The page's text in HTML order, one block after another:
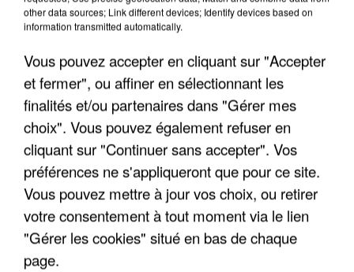
LES INTERVIEWS CHANTE
FRANCE
Voir plus
"JE SUIS À DISPOSITION DES
other data sources; Link different devices; Identify devices based on
information transmitted automatically.
Vous pouvez accepter en cliquant sur "Accepter
et fermer", ou affiner en sélectionnant les
finalités et/ou partenaires dans "Gérer mes
choix". Vous pouvez également refuser en
cliquant sur "Continuer sans accepter". Vos
préférences ne s'appliqueront que pour ce site.
Vous pouvez mettre à jour vos choix, ou retirer
votre consentement à tout moment via le lien
"Gérer les cookies" situé en bas de chaque
page.